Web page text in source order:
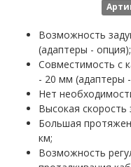
Возможность
(адаптеры - опция);
Совместимость с
- 20 мм (адаптеры
Нет
Высокая скорость
Большая
км;
Возможность